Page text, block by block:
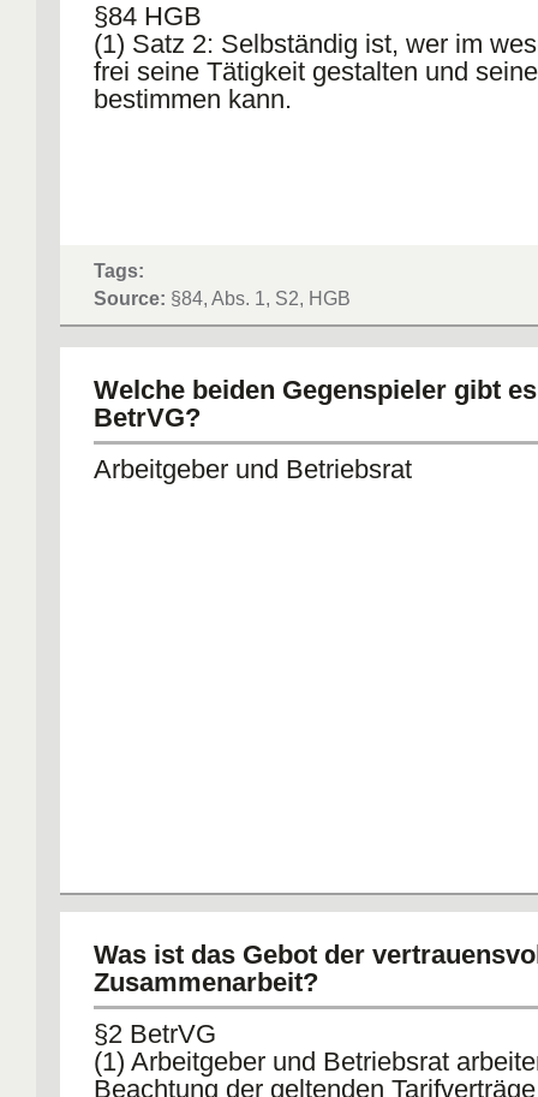
§84 HGB
(1) Satz 2: Selbständig ist, wer im
frei seine Tätigkeit gestalten und
bestimmen kann.
Tags:
Source: §84, Abs. 1, S2, HGB
Welche beiden Gegenspieler gibt
BetrVG?
Arbeitgeber und Betriebsrat
Was ist das Gebot der
Zusammenarbeit?
§2 BetrVG
(1) Arbeitgeber und Betriebsrat
Beachtung der geltenden Tarifverträge